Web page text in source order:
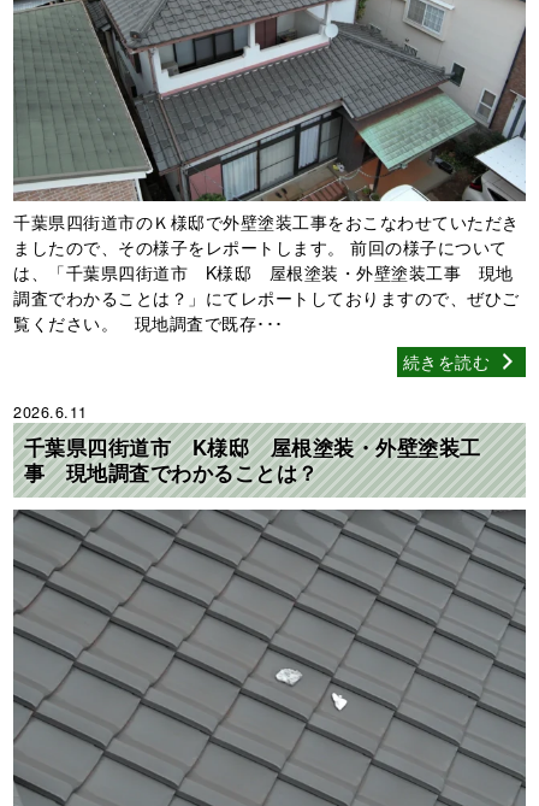
千葉県四街道市のＫ様邸で外壁塗装工事をおこなわせていただき
ましたので、その様子をレポートします。 前回の様子について
は、「千葉県四街道市 K様邸 屋根塗装・外壁塗装工事 現地
調査でわかることは？」にてレポートしておりますので、ぜひご
覧ください。 現地調査で既存･･･
続きを読む
2026.6.11
千葉県四街道市 K様邸 屋根塗装・外壁塗装工
事 現地調査でわかることは？